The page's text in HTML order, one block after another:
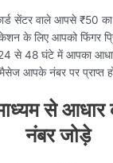
सेंटर वाले आपसे ₹50
के लिए आपको फिंगर
से 48 घंटे में आपका आधार
आपके नंबर पर प्राप्त
से आधार
नंबर जोड़े